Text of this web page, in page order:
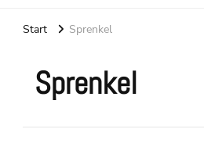
Start Sprenkel
Sprenkel